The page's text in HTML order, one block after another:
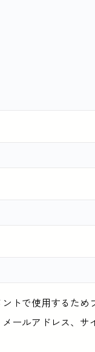
トで使用するため
ールアドレス、サ